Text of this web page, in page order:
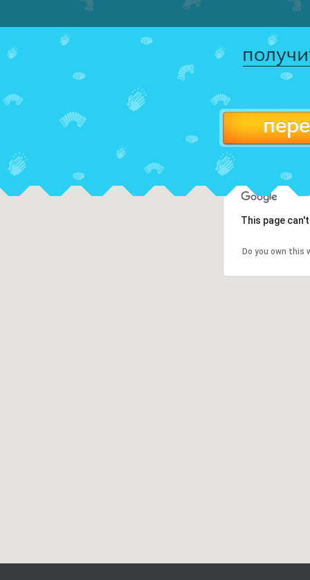
This page
Do you own this